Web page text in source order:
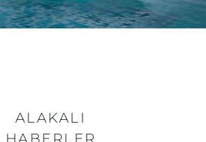
ALAKALI
HABERLER